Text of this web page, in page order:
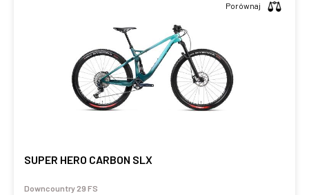
SUPER HERO CARBON SLX
Downcountry 29 FS
Porównaj